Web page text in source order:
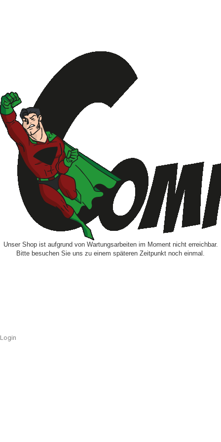
Unser Shop ist aufgrund von Wartungsarbeiten im Moment nicht erreichbar.
Bitte besuchen Sie uns zu einem späteren Zeitpunkt noch einmal.
Login